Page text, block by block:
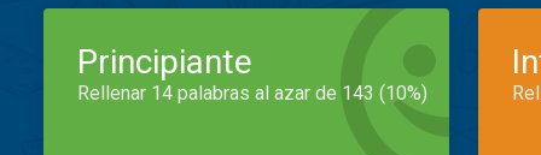
Principiante
Rellenar 14 palabras al azar de 143 (10%)